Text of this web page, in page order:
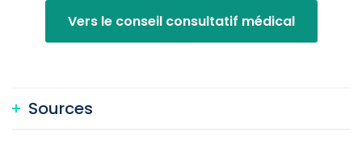
Vers le conseil consultatif médical
Sources